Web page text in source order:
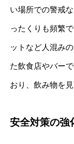
い場所での警戒
ったくりも頻繁
ットなど人混み
た飲食店やバー
おり、飲み物を
安全対策の強